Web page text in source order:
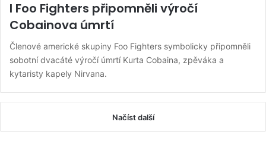
I Foo Fighters připomněli výročí
Cobainova úmrtí
Členové americké skupiny Foo Fighters symbolicky připomněli
sobotní dvacáté výročí úmrtí Kurta Cobaina, zpěváka a
kytaristy kapely Nirvana.
Načíst další